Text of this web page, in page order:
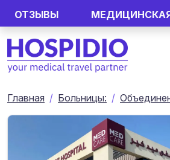
ОТЗЫВЫ
Главная Больницы: